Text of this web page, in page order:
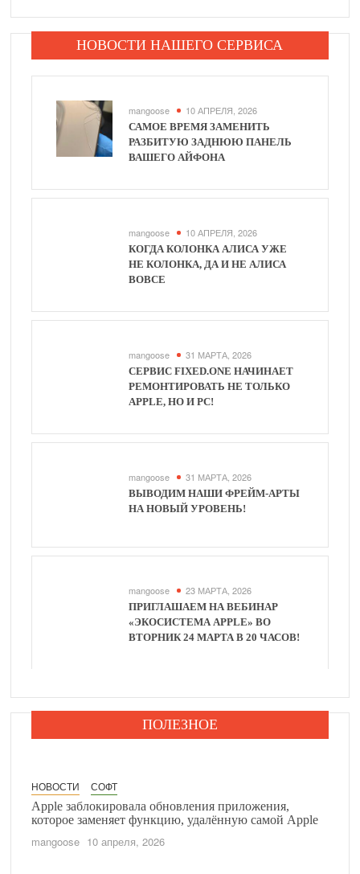
НОВОСТИ НАШЕГО СЕРВИСА
mangoose 10 АПРЕЛЯ, 2026
САМОЕ ВРЕМЯ ЗАМЕНИТЬ
РАЗБИТУЮ ЗАДНЮЮ ПАНЕЛЬ
ВАШЕГО АЙФОНА
mangoose 10 АПРЕЛЯ, 2026
КОГДА КОЛОНКА АЛИСА УЖЕ
НЕ КОЛОНКА, ДА И НЕ АЛИСА
ВОВСЕ
mangoose 31 МАРТА, 2026
СЕРВИС FIXED.ONE НАЧИНАЕТ
РЕМОНТИРОВАТЬ НЕ ТОЛЬКО
APPLE, НО И PC!
mangoose 31 МАРТА, 2026
ВЫВОДИМ НАШИ ФРЕЙМ-АРТЫ
НА НОВЫЙ УРОВЕНЬ!
mangoose 23 МАРТА, 2026
ПРИГЛАШАЕМ НА ВЕБИНАР
«ЭКОСИСТЕМА APPLE» ВО
ВТОРНИК 24 МАРТА В 20 ЧАСОВ!
ПОЛЕЗНОЕ
НОВОСТИ
СОФТ
Apple заблокировала обновления приложения,
которое заменяет функцию, удалённую самой Apple
mangoose 10 апреля, 2026